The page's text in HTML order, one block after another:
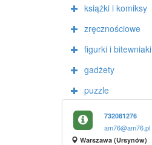
książki i komiksy
zręcznościowe
figurki i bitewniaki
gadżety
puzzle
732081276
am76@am76.pl
Warszawa (Ursynów)